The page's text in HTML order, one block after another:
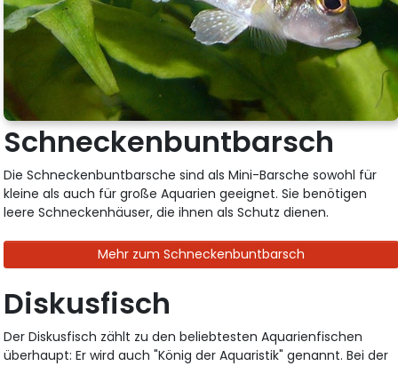
Schneckenbuntbarsch
Die Schneckenbuntbarsche sind als Mini-Barsche sowohl für
kleine als auch für große Aquarien geeignet. Sie benötigen
leere Schneckenhäuser, die ihnen als Schutz dienen.
Mehr zum Schneckenbuntbarsch
Diskusfisch
Der Diskusfisch zählt zu den beliebtesten Aquarienfischen
überhaupt: Er wird auch "König der Aquaristik" genannt. Bei der